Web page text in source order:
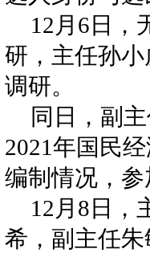
12月6日，
研，主任孙
调研。
同日，副
2021年国民
编制情况，
12月8日，
希，副主任